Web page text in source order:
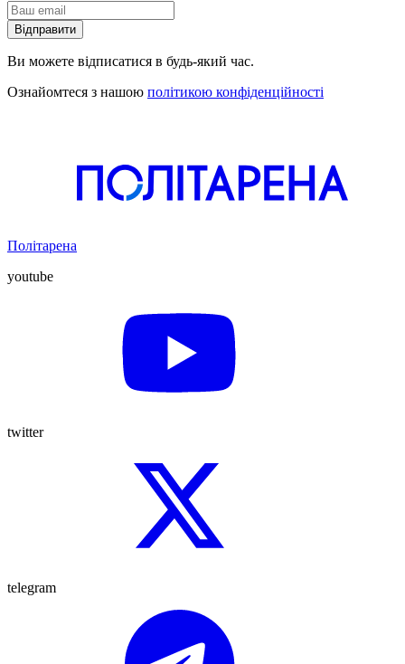
Відправити
Ви можете відписатися в будь-який час.
Ознайомтеся з нашою політикою конфіденційності
Політарена
youtube
twitter
telegram